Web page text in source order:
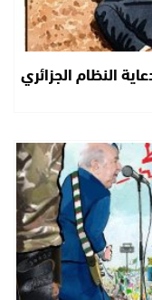
النظام الجزائري